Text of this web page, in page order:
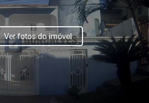
Ver fotos do imóvel